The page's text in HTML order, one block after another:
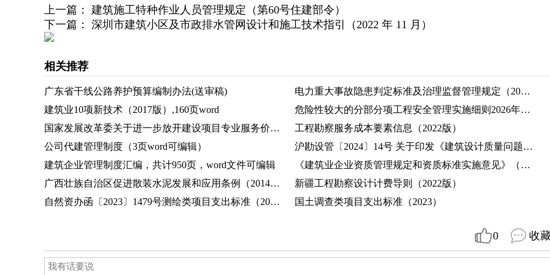
上一篇： 建筑施工特种作业人员管理规定（第60号住建部令）
下一篇： 深圳市建筑小区及市政排水管网设计和施工技术指引（2022 年 11 月）
相关推荐
广东省干线公路养护预算编制办法(送审稿)
电力重大事故隐患判定标准及治理监督管理规定（2026年7月1日实施）
建筑业10项新技术（2017版）,160页word
危险性较大的分部分项工程安全管理实施细则2026年word45页
国家发展改革委关于进一步放开建设项目专业服务价格的通知(发改价格(〔2015〕299 号 2015 年 2 月 11 日印发)
工程勘察服务成本要素信息（2022版）
公司代建管理制度（3页word可编辑）
沪勘设管〔2024〕14号 关于印发《建筑设计质量问题案例分析手册(三)-消防设计案例分册 V3.0》的通知
建筑企业管理制度汇编，共计950页，word文件可编辑
《建筑业企业资质管理规定和资质标准实施意见》（2015年发布，2020年修改）
广西壮族自治区促进散装水泥发展和应用条例（2014年发布2021年修改）
新疆工程勘察设计计费导则（2022版）
自然资办函〔2023〕1479号测绘类项目支出标准（2023年）
国土调查类项目支出标准（2023）
收
0